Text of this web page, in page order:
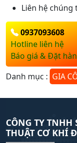
Liên hệ
0937093608
Hotline liên hệ
Báo giá & Đặt
Danh mục : GIA
CÔNG TY
THUẬT CƠ KHÍ